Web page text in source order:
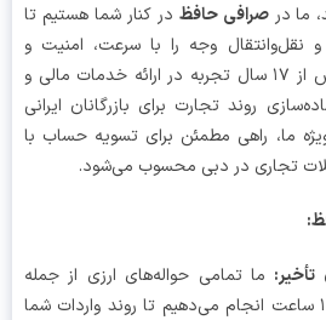
صرافی حافظ در کنار شما هستیم تا
وجه را با سرعت، امنیت و
اطمینان انجام دهید. با بیش از ۱۷ سال تجربه در ارائه خدمات مالی و
تجارت برای بازرگانان ایرانی
راهی مطمئن برای تسویه حساب با
در دبی محسوب می‌شود.
ما تمامی حواله‌های ارزی از جمله
در کمتر از ۱۲ ساعت انجام می‌دهیم تا روند واردات شما